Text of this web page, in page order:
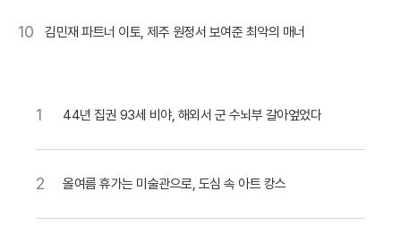
10 김민재 파트너 이토, 제주 원정서 보여준 최악의 매너
1 44년 집권 93세 비야, 해외서 군 수뇌부 갈아엎었다
2 올여름 휴가는 미술관으로, 도심 속 아트 캉스